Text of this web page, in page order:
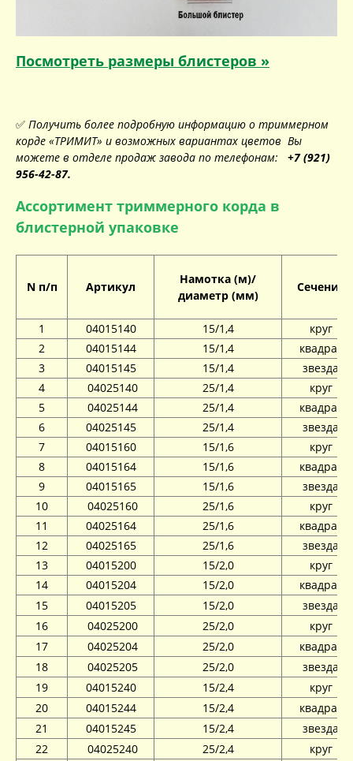
Посмотреть размеры блистеров »
✅ Получить более подробную информацию о триммерном
корде «ТРИМИТ» и возможных вариантах цветов Вы
можете в отделе продаж завода по телефонам:
+7 (921)
956-42-87.
Ассортимент триммерного корда в
блистерной упаковке
N п/п Артикул
Намотка (м)/
диаметр (мм)
Сечение
1 04015140 15/1,4
круг
2
04015144 15/1,4
квадрат
3
04015145 15/1,4
звезда
4
04025140 25/1,4
круг
5
04025144 25/1,4
квадрат
6
04025145 25/1,4
звезда
7
04015160 15/1,6
круг
8
04015164 15/1,6
квадрат
9
04015165 15/1,6
звезда
10
04025160 25/1,6
круг
11
04025164 25/1,6
квадрат
12
04025165 25/1,6
звезда
13
04015200 15/2,0
круг
14
04015204 15/2,0
квадрат
15
04015205 15/2,0
звезда
16
04025200 25/2,0
круг
17
04025204 25/2,0
квадрат
18
04025205 25/2,0
звезда
19
04015240 15/2,4
круг
20
04015244 15/2,4
квадрат
21
04015245 15/2,4
звезда
22
04025240 25/2,4 круг